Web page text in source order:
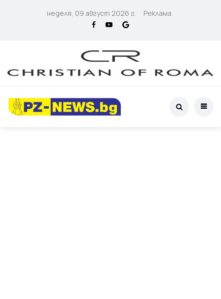
неделя, 09 август 2026 г. Реклама